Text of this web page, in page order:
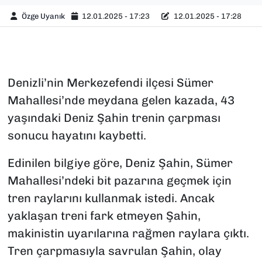
Özge Uyanık 12.01.2025 - 17:23 12.01.2025 - 17:28
Denizli’nin Merkezefendi ilçesi Sümer
Mahallesi’nde meydana gelen kazada, 43
yaşındaki Deniz Şahin trenin çarpması
sonucu hayatını kaybetti.
Edinilen bilgiye göre, Deniz Şahin, Sümer
Mahallesi’ndeki bit pazarına geçmek için
tren raylarını kullanmak istedi. Ancak
yaklaşan treni fark etmeyen Şahin,
makinistin uyarılarına rağmen raylara çıktı.
Tren çarpmasıyla savrulan Şahin, olay